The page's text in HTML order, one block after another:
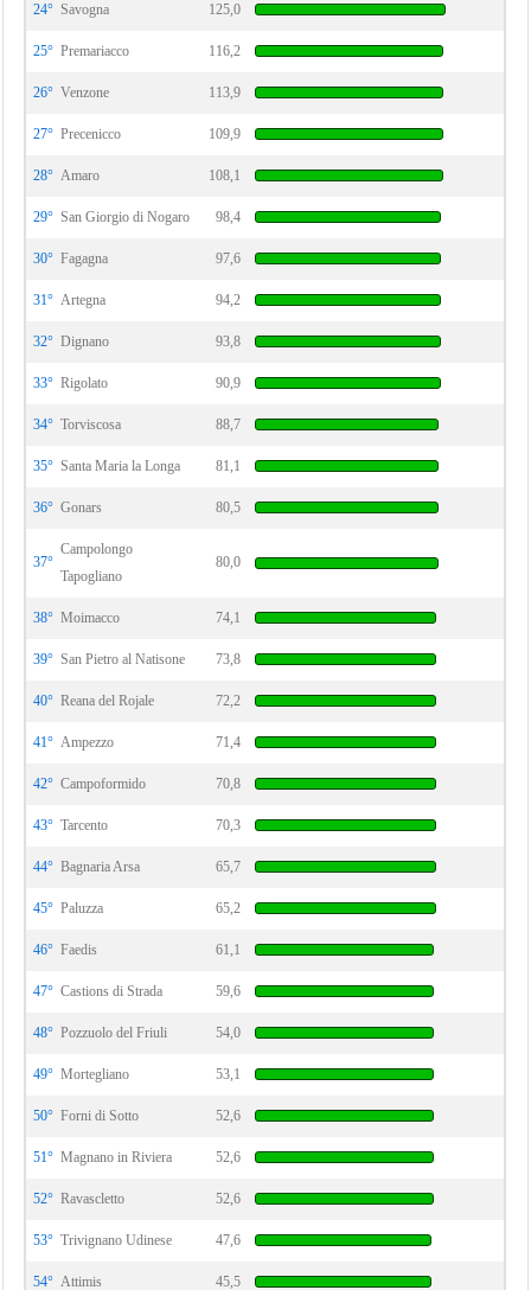
24° Savogna 125,0
25° Premariacco 116,2
26° Venzone 113,9
27° Precenicco 109,9
28° Amaro 108,1
29° San Giorgio di Nogaro 98,4
30° Fagagna 97,6
31° Artegna 94,2
32° Dignano 93,8
33° Rigolato 90,9
34° Torviscosa 88,7
35° Santa Maria la Longa 81,1
36° Gonars 80,5
37°
Campolongo
Tapogliano
80,0
38° Moimacco 74,1
39° San Pietro al Natisone 73,8
40° Reana del Rojale 72,2
41° Ampezzo 71,4
42° Campoformido 70,8
43° Tarcento 70,3
44° Bagnaria Arsa 65,7
45° Paluzza 65,2
46° Faedis 61,1
47° Castions di Strada 59,6
48° Pozzuolo del Friuli 54,0
49° Mortegliano 53,1
50° Forni di Sotto 52,6
51° Magnano in Riviera 52,6
52° Ravascletto 52,6
53° Trivignano Udinese 47,6
54° Attimis 45,5